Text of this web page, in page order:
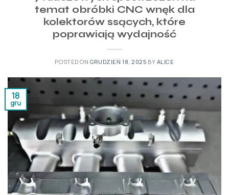
temat obróbki CNC wnęk dla
kolektorów ssących, które
poprawiają wydajność
POSTED ON GRUDZIEŃ 18, 2025 BY ALICE
18
gru